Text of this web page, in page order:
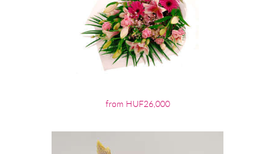
from HUF26,000